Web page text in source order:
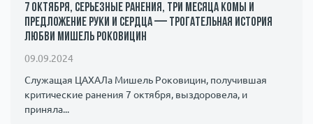
7 октября, серьезные ранения, три месяца комы и
предложение руки и сердца — трогательная история
любви Мишель Роковицин
09.09.2024
Служащая ЦАХАЛа Мишель Роковицин, получившая
критические ранения 7 октября, выздоровела, и
приняла...